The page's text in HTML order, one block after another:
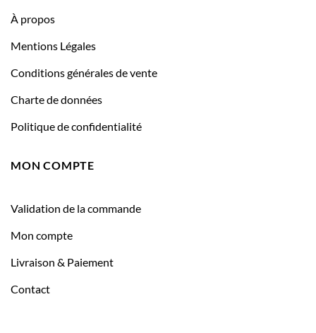
À propos
Mentions Légales
Conditions générales de vente
Charte de données
Politique de confidentialité
MON COMPTE
Validation de la commande
Mon compte
Livraison & Paiement
Contact